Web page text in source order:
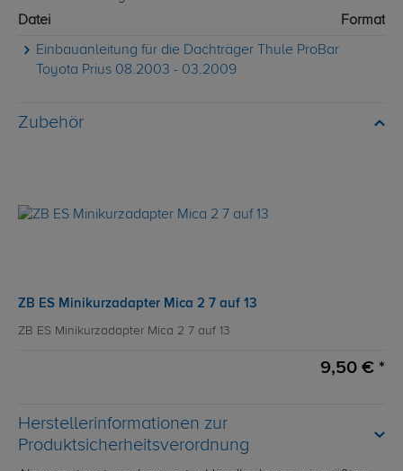
Datei
Format
Einbauanleitung für die Dachträger Thule ProBar
Toyota Prius 08.2003 - 03.2009
Zubehör
ZB ES Minikurzadapter Mica 2 7 auf 13
ZB ES Minikurzadapter Mica 2 7 auf 13
9,50 € *
Herstellerinformationen zur
Produktsicherheitsverordnung